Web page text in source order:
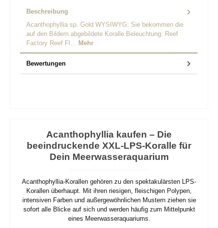
Beschreibung
Acanthophyllia sp. Gold WYSIWYG: Sie bekommen die
auf den Bildern abgebildete Koralle.Beleuchtung: Reef
Factory Reef Fl… Mehr
Bewertungen
Acanthophyllia kaufen – Die
beeindruckende XXL-LPS-Koralle für
Dein Meerwasseraquarium
Acanthophyllia-Korallen gehören zu den spektakulärsten LPS-
Korallen überhaupt. Mit ihren riesigen, fleischigen Polypen,
intensiven Farben und außergewöhnlichen Mustern ziehen sie
sofort alle Blicke auf sich und werden häufig zum Mittelpunkt
eines Meerwasseraquariums.